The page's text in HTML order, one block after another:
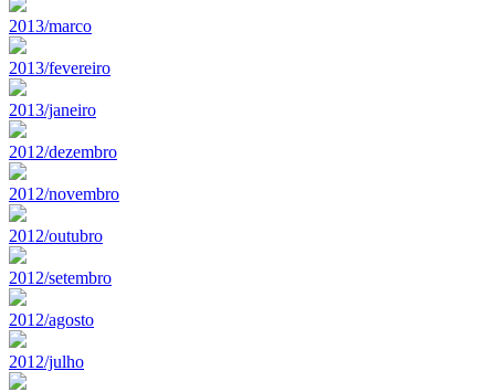
2013/marco
2013/fevereiro
2013/janeiro
2012/dezembro
2012/novembro
2012/outubro
2012/setembro
2012/agosto
2012/julho